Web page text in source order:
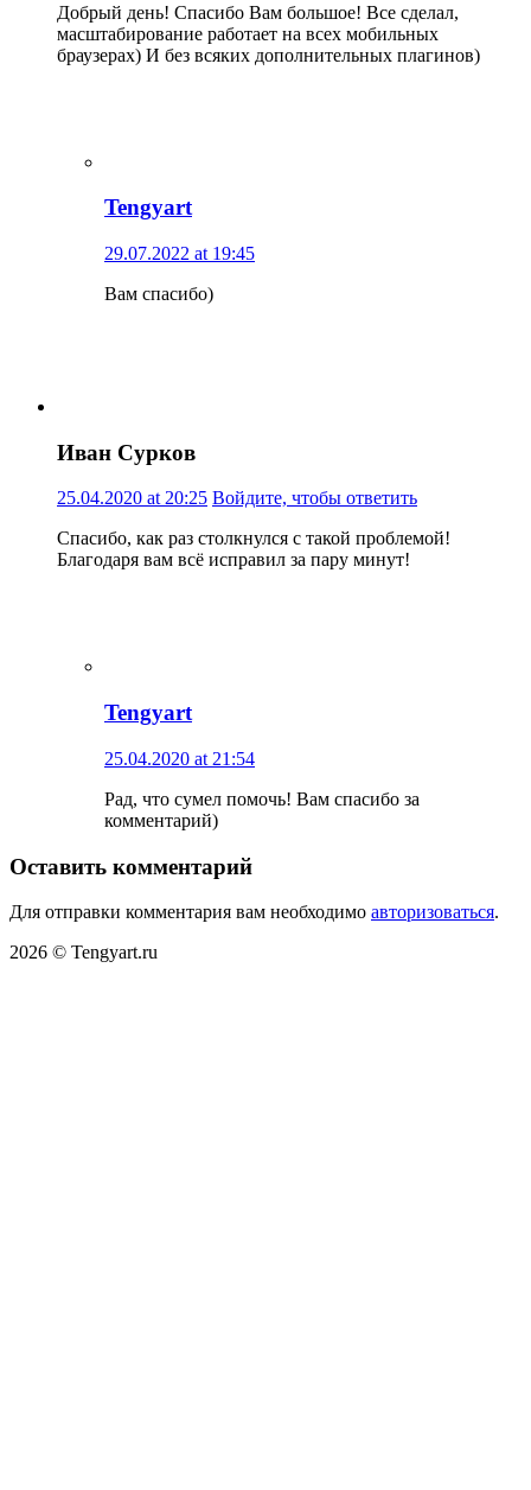
Добрый день! Спасибо Вам большое! Все сделал,
масштабирование работает на всех мобильных
браузерах) И без всяких дополнительных плагинов)
Tengyart
29.07.2022 at 19:45
Вам спасибо)
Иван Сурков
25.04.2020 at 20:25 Войдите, чтобы ответить
Спасибо, как раз столкнулся с такой проблемой!
Благодаря вам всё исправил за пару минут!
Tengyart
25.04.2020 at 21:54
Рад, что сумел помочь! Вам спасибо за
комментарий)
Оставить комментарий
Для отправки комментария вам необходимо авторизоваться.
2026 © Tengyart.ru